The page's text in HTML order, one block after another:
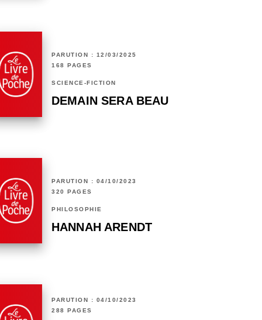
PARUTION : 12/03/2025
168 PAGES
SCIENCE-FICTION
DEMAIN SERA BEAU
PARUTION : 04/10/2023
320 PAGES
PHILOSOPHIE
HANNAH ARENDT
PARUTION : 04/10/2023
288 PAGES